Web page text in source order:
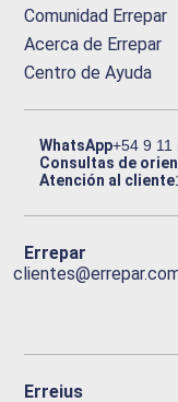
Comunidad Errepar
Acerca de Errepar
Centro de Ayuda
WhatsApp+54 9 11
Consultas de
Atención al cliente
Errepar
Erreius